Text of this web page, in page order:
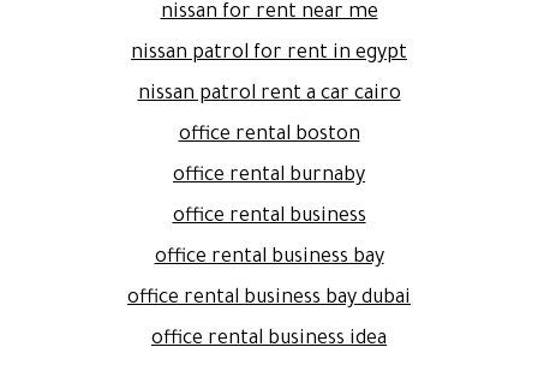
nissan for rent near me
nissan patrol for rent in egypt
nissan patrol rent a car cairo
office rental boston
office rental burnaby
office rental business
office rental business bay
office rental business bay dubai
office rental business idea